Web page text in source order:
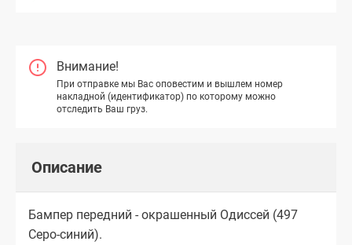
Внимание!
При отправке мы Вас оповестим и вышлем номер
накладной (идентификатор) по которому можно
отследить Ваш груз.
Описание
Бампер передний - окрашенный Одиссей (497
Серо-синий).